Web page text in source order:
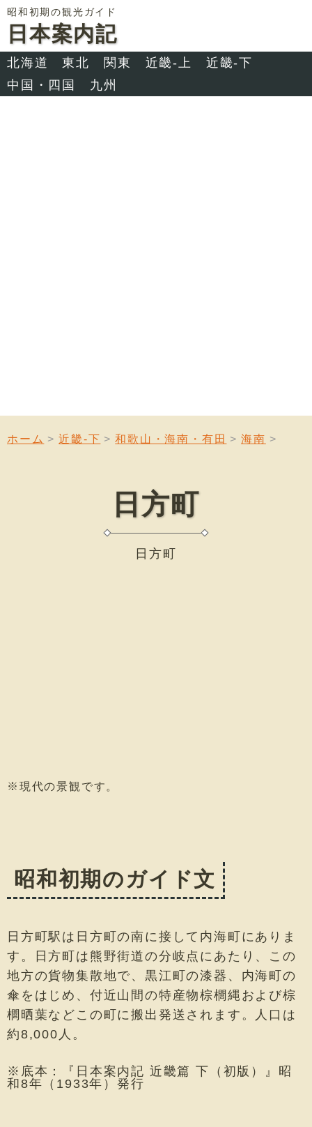
昭和初期の観光ガイド
日本案内記
北海道 東北 関東 近畿-上
近畿-下
中国・四国
九州
ホーム 近畿-下 和歌山・海南・有田 海南
日方町
日方町
※現代の景観です。
昭和初期のガイド文
日方町駅は日方町の南に接して内海町にありま
す。日方町は熊野街道の分岐点にあたり、この
地方の貨物集散地で、黒江町の漆器、内海町の
傘をはじめ、付近山間の特産物棕櫚縄および棕
櫚晒葉などこの町に搬出発送されます。人口は
約8,000人。
※底本：『日本案内記 近畿篇 下（初版）』昭
和8年（1933年）発行